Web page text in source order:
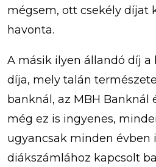
mégsem, ott csekély díjat
havonta.
A másik ilyen állandó díj a
díja, mely talán
banknál, az MBH Banknál
még ez is ingyenes,
ugyancsak minden évben
diákszámlához kapcsolt